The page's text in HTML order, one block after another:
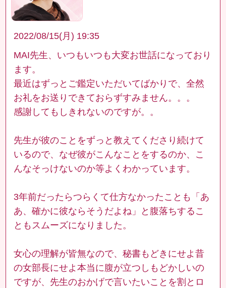
2022/08/15(月) 19:35
MAI先生、いつもいつも大変お世話になっており
ます。
最近はずっとご鑑定いただいてばかりで、全然
お礼をお送りできておらずすみません。。。
感謝してもしきれないのですが。。
先生が彼のことをずっと教えてくださり続けて
いるので、なぜ彼がこんなことをするのか、こ
んなそっけないのか等よくわかっています。
3年前だったらつらくて仕方なかったことも「あ
あ、確かに彼ならそうだよね」と腹落ちするこ
ともスムーズになりました。
女心の理解が皆無なので、秘書もどきにせよ昔
の女部長にせよ本当に腹が立つしもどかしいの
ですが、先生のおかげで言いたいことを割とロ